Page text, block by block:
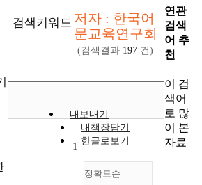
검색키워드 저자 : 한국어
문교육연구회
(검색결과 197 건)
내보내기
내책장담기
한글로보기
정확도순
1
연관
검색
어 추
천
이 검
색어
로 많
이 본
자료